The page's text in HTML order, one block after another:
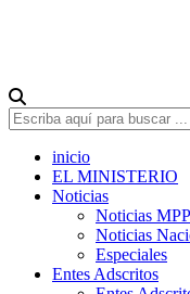
inicio
EL MINISTERIO
Noticias
Noticias
Noticias
Especiales
Entes Adscritos